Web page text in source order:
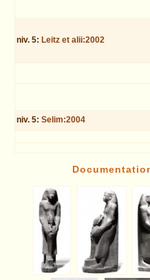
niv. 5: Leitz et alii:2002
niv. 5:Selim:2004